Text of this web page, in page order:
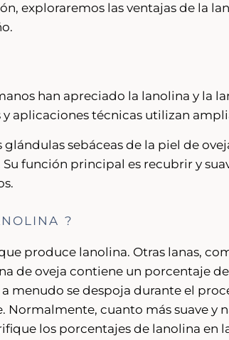
exploraremos las ventajas de la
han apreciado la lanolina y la
aplicaciones técnicas utilizan
glándulas sebáceas de la piel de
función principal es recubrir y
?
produce lanolina. Otras lanas,
de oveja contiene un porcentaje
menudo se despoja durante el
Normalmente, cuanto más suave y
los porcentajes de lanolina en